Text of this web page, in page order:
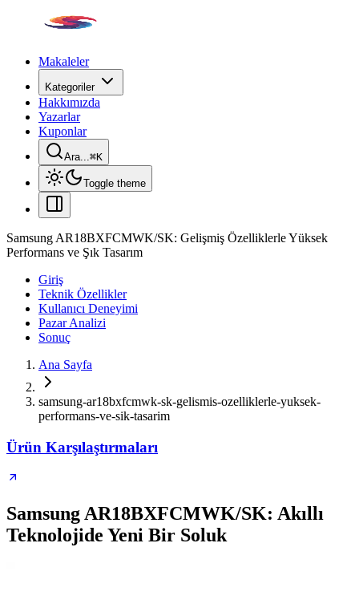
Makaleler
Kategoriler
Hakkımızda
Yazarlar
Kuponlar
Ara...⌘K
Toggle theme
Samsung AR18BXFCMWK/SK: Gelişmiş Özelliklerle Yüksek
Performans ve Şık Tasarım
Giriş
Teknik Özellikler
Kullanıcı Deneyimi
Pazar Analizi
Sonuç
Ana Sayfa
samsung-ar18bxfcmwk-sk-gelismis-ozelliklerle-yuksek-
performans-ve-sik-tasarim
Ürün Karşılaştırmaları
Samsung AR18BXFCMWK/SK: Akıllı
Teknolojide Yeni Bir Soluk